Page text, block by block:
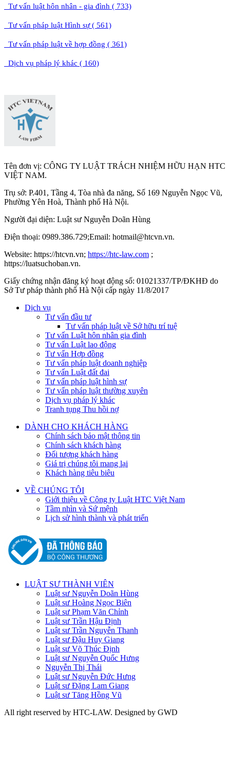
Tư vấn luật hôn nhân - gia đình ( 733)
Tư vấn pháp luật Hình sự ( 561)
Tư vấn pháp luật về hợp đồng ( 361)
Dịch vụ pháp lý khác ( 160)
Tên đơn vị: CÔNG TY LUẬT TRÁCH NHIỆM HỮU HẠN HTC
VIỆT NAM.
Trụ sở: P.401, Tầng 4, Tòa nhà đa năng, Số 169 Nguyễn Ngọc Vũ,
Phường Yên Hoà, Thành phố Hà Nội.
Người đại diện: Luật sư Nguyễn Doãn Hùng
Điện thoại: 0989.386.729;Email: hotmail@htcvn.vn.
Website: https://htcvn.vn; https://htc-law.com ;
https://luatsuchoban.vn.
Giấy chứng nhận đăng ký hoạt động số: 01021337/TP/ĐKHĐ do
Sở Tư pháp thành phố Hà Nội cấp ngày 11/8/2017
Dịch vụ
Tư vấn đầu tư
Tư vấn pháp luật về Sở hữu trí tuệ
Tư vấn Luật hôn nhân gia đình
Tư vấn Luật lao động
Tư vấn Hợp đồng
Tư vấn pháp luật doanh nghiệp
Tư vấn Luật đất đai
Tư vấn pháp luật hình sự
Tư vấn pháp luật thường xuyên
Dịch vụ pháp lý khác
Tranh tụng Thu hồi nợ
DÀNH CHO KHÁCH HÀNG
Chính sách bảo mật thông tin
Chính sách khách hàng
Đối tượng khách hàng
Giá trị chúng tôi mang lại
Khách hàng tiêu biêu
VỀ CHÚNG TÔI
Giới thiệu về Công ty Luật HTC Việt Nam
Tầm nhìn và Sứ mệnh
Lịch sử hình thành và phát triển
LUẬT SƯ THÀNH VIÊN
Luật sư Nguyễn Doãn Hùng
Luật sư Hoàng Ngọc Biên
Luật sư Phạm Văn Chỉnh
Luật sư Trần Hậu Định
Luật sư Trần Nguyễn Thanh
Luật sư Đậu Huy Giang
Luật sư Võ Thúc Định
Luật sư Nguyễn Quốc Hưng
Nguyễn Thị Thái
Luật sư Nguyễn Đức Hưng
Luật sư Đặng Lam Giang
Luật sư Tăng Hồng Vũ
All right reserved by HTC-LAW. Designed by GWD